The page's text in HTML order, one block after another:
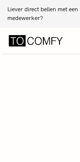
Liever direct bellen met een
medewerker?